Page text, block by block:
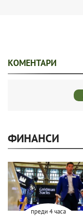
КОМЕНТАРИ
ФИНАНСИ
преди 4 часа